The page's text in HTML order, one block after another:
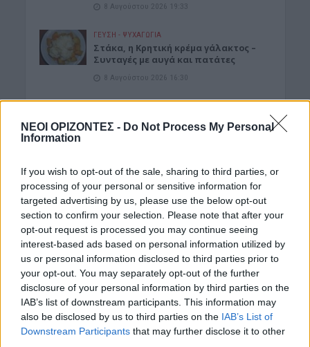
ΝΕΟΙ ΟΡΙΖΟΝΤΕΣ - Do Not Process My Personal
Information
If you wish to opt-out of the sale, sharing to third parties, or
processing of your personal or sensitive information for
targeted advertising by us, please use the below opt-out
section to confirm your selection. Please note that after your
opt-out request is processed you may continue seeing
interest-based ads based on personal information utilized by
us or personal information disclosed to third parties prior to
your opt-out. You may separately opt-out of the further
disclosure of your personal information by third parties on the
IAB’s list of downstream participants. This information may
also be disclosed by us to third parties on the IAB’s List of
Downstream Participants that may further disclose it to other
8 Αυγούστου 2026 19:33
ΓΕΎΣΗ - ΨΥΧΑΓΩΓΊΑ
Στάκα, η Κρητική κρέμα γάλακτος –
Συνταγές με αυγά και πατάτες
8 Αυγούστου 2026 16:30
αγρότες» – Τι θα κρίνει τις αγροτικές
ΝΟΜΌΣ ΧΑΝΊΩΝ • ΠΑΙΔΕΙΑ - ΕΚΠΑΙΔΕΥΣΗ
Χανιά: Νέες ειδικότητες στη Σχολή
Ανώτερης Επαγγελματικής
Κατάρτισης – Οι ειδικότητες
8 Αυγούστου 2026 16:19
Δημοφιλή αυτή την εβδομάδα